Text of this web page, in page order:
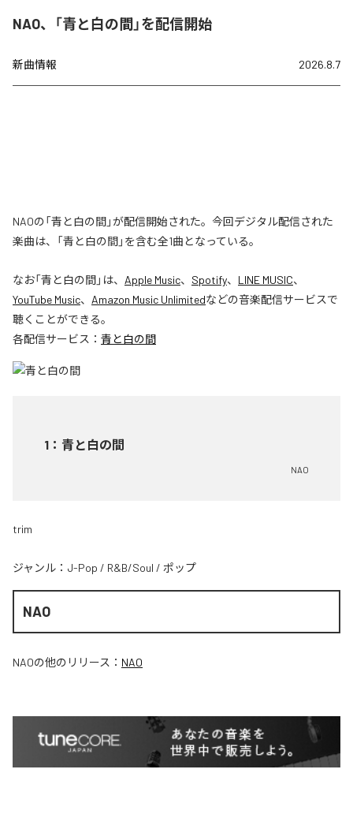
NAO、「青と白の間」を配信開始
新曲情報 2026.8.7
NAOの「青と白の間」が配信開始された。今回デジタル配信された
楽曲は、「青と白の間」を含む全1曲となっている。
なお「青と白の間」は、 Apple Music、 Spotify、 LINE MUSIC、
YouTube Music、 Amazon Music Unlimitedなどの音楽配信サービスで
聴くことができる。
各配信サービス： 青と白の間
1 ： 青と白の間
NAO
trim
ジャンル： J-Pop / R&B/Soul / ポップ
NAO
NAOの他のリリース： NAO